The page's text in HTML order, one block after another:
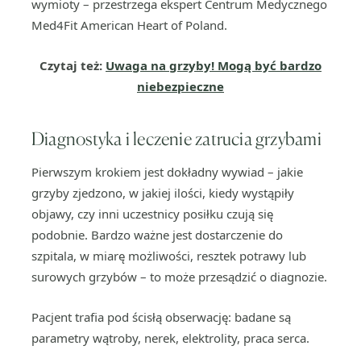
wymioty – przestrzega ekspert Centrum Medycznego
Med4Fit American Heart of Poland.
Czytaj też: Uwaga na grzyby! Mogą być bardzo
niebezpieczne
Diagnostyka i leczenie zatrucia grzybami
Pierwszym krokiem jest dokładny wywiad – jakie
grzyby zjedzono, w jakiej ilości, kiedy wystąpiły
objawy, czy inni uczestnicy posiłku czują się
podobnie. Bardzo ważne jest dostarczenie do
szpitala, w miarę możliwości, resztek potrawy lub
surowych grzybów – to może przesądzić o diagnozie.
Pacjent trafia pod ścisłą obserwację: badane są
parametry wątroby, nerek, elektrolity, praca serca.